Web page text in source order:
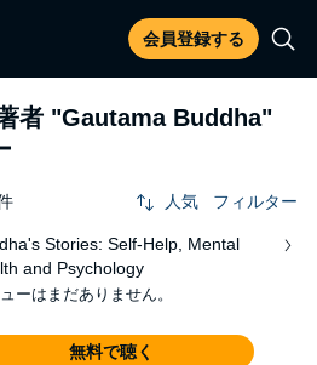
会員登録する
者 "Gautama Buddha"
人気 フィルター
Stories: Self-Help, Mental
and Psychology
ーはまだありません。
無料で聴く